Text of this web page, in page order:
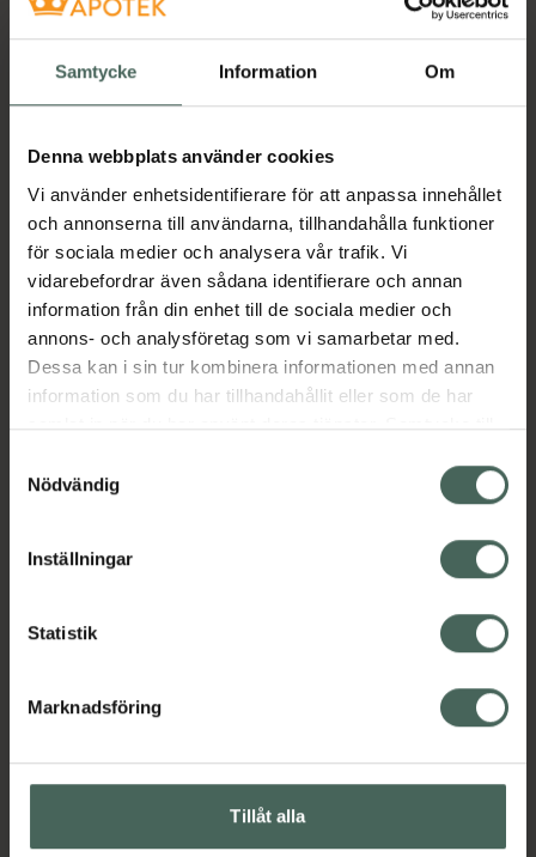
Samtycke Information Om
Denna webbplats använder cookies
Vi använder enhetsidentifierare för att anpassa innehållet
och annonserna till användarna, tillhandahålla funktioner
för sociala medier och analysera vår trafik. Vi
vidarebefordrar även sådana identifierare och annan
information från din enhet till de sociala medier och
annons- och analysföretag som vi samarbetar med.
Dessa kan i sin tur kombinera informationen med annan
information som du har tillhandahållit eller som de har
samlat in när du har använt deras tjänster. Samtycke till
återkalla ditt samtycke via webbplatsens
cookieinställningar. Ett återkallat samtycke påverkar inte
lagligheten av behandling som skett innan återkallelsen.
Nödvändig
Inställningar
Statistik
Marknadsföring
Tillåt alla
I apotek: 79,30 kr
Aktuella erbjudanden
Beskrivning Dölj
EAN:08594739264595
syd till Lappland i norr, och online i mobilen och på
hjälpa just dig att må lite bättre. Välkommen att prata
med oss.
Kundservice